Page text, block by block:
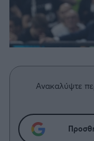
Δημήτρης
ΟΦΗ
Βόλος
Συνεντεύξεις
Μεγάλη μου Αγάπη
Μια Ιστορία από
Ανακαλύψτε